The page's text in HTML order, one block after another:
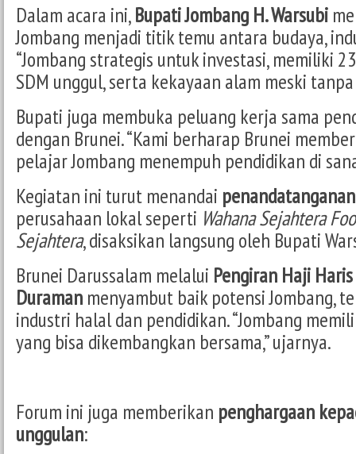
Dalam acara ini,Bupati Jombang H. Warsubi
Jombang menjadi titik temu antara budaya,
“Jombang strategis untuk investasi, memiliki
SDM unggul, serta kekayaan alam meski
Bupati juga membuka peluang kerja sama
dengan Brunei. “Kami berharap Brunei
pelajar Jombang menempuh pendidikan di
Kegiatan ini turut menandai
perusahaan lokal seperti Wahana Sejahtera
Sejahtera, disaksikan langsung oleh Bupati
Brunei Darussalam melalui Pengiran Haji
Duraman menyambut baik potensi Jombang,
industri halal dan pendidikan. “Jombang
yang bisa dikembangkan bersama,” ujarnya.
Forum ini juga memberikan penghargaan
unggulan: